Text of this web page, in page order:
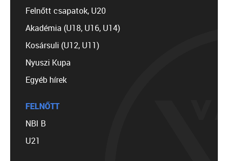
Felnőtt csapatok, U20
Akadémia (U18, U16, U14)
Kosársuli (U12, U11)
Nyuszi Kupa
Egyéb hírek
FELNŐTT
NBI B
U21